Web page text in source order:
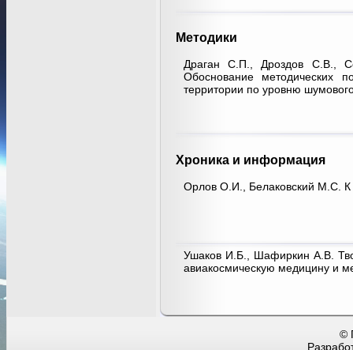
Методики
Драган С.П., Дроздов С.В.,
Обоснование методических
территории по уровню
Хроника и информация
Орлов О.И., Белаковский М.С. К
Ушаков И.Б., Шафиркин А.В.
авиакосмическую медицину и
©